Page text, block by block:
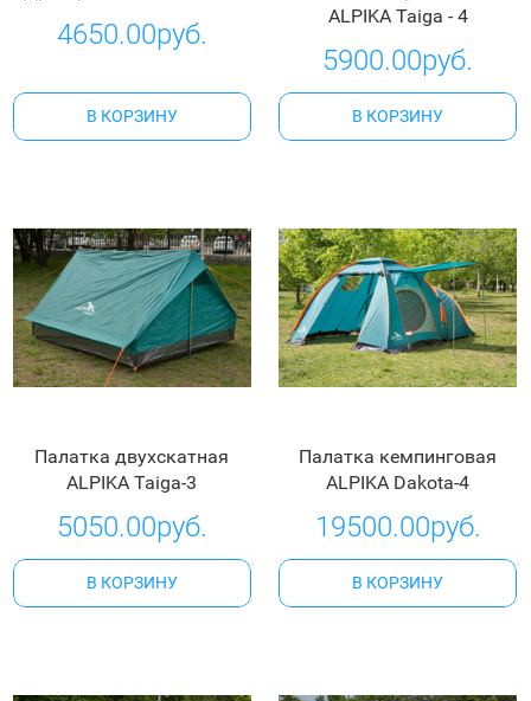
4650.00руб.
В КОРЗИНУ
ALPIKA Taiga - 4
5900.00руб.
В КОРЗИНУ
Палатка двухскатная
ALPIKA Taiga-3
5050.00руб.
В КОРЗИНУ
Палатка кемпинговая
ALPIKA Dakota-4
19500.00руб.
В КОРЗИНУ